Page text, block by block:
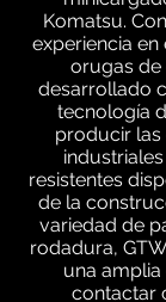
Komatsu.
experiencia en
orugas de
desarrollado
tecnología
producir
resistentes
de la
variedad de
rodadura,
una
contactar